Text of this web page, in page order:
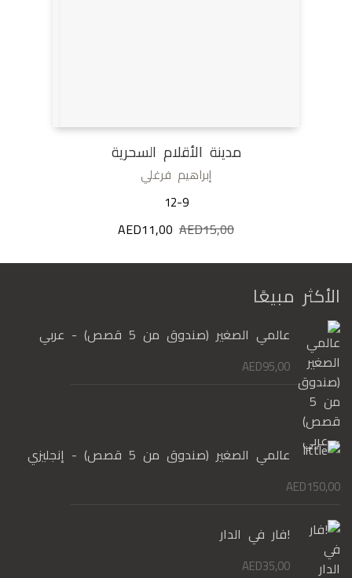
مدينة الأقلام السحرية
إبراهيم فرغلي
12-9
AED15,00
السعر
هو:
AED11,00
السعر
هو:
الأكثر مبيعًا
عالمي الصغير (صندوق من 5 قصص) - عربي
AED95,00
عالمي الصغير (صندوق من 5 قصص) - إنجليزي
AED150,00
!فار في الدار
AED35,00